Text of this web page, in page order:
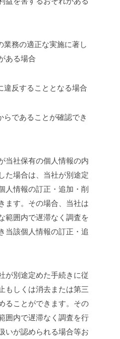
業務の適正な実施に著し
ある場合
違反することとなる場合
らであることが確認でき
当社保有の個人情報の内
た場合は、当社が別途定
人情報の訂正・追加・削
ます。その場合、当社は
範囲内で遅滞なく調査を
当該個人情報の訂正・追
が別途定めた手続きに従
もしくは消去または第三
ることができます。その
囲内で遅滞なく調査を行
いが認められる場合等お